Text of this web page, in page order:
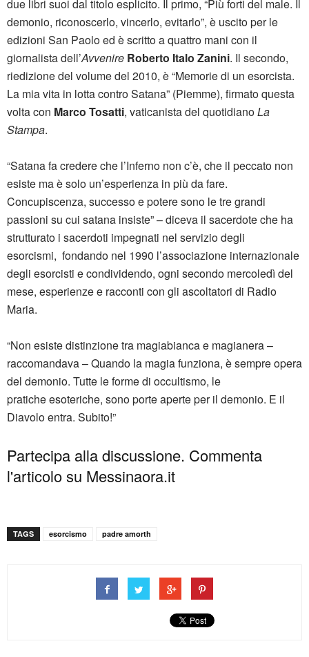
due libri suoi dal titolo esplicito. Il primo, “Più forti del male. Il
demonio, riconoscerlo, vincerlo, evitarlo”, è uscito per le
edizioni San Paolo ed è scritto a quattro mani con il
giornalista dell’Avvenire Roberto Italo Zanini. Il secondo,
riedizione del volume del 2010, è “Memorie di un esorcista.
La mia vita in lotta contro Satana” (Piemme), firmato questa
volta con Marco Tosatti, vaticanista del quotidianoLa
Stampa.
“Satanafa credere che l’Inferno non c’è, che il peccato non
esiste ma è solo un’esperienza in più da fare.
Concupiscenza, successo e poteresono le tre grandi
passioni su cui satana insiste” – diceva il sacerdote che ha
strutturato i sacerdoti impegnati nel servizio degli
esorcismi, fondando nel 1990 l’associazione internazionale
degli esorcisti e condividendo, ogni secondo mercoledì del
mese, esperienze e racconti con gli ascoltatori di Radio
Maria.
“Non esiste distinzione tra magiabianca e magianera –
raccomandava – Quando la magia funziona, è sempre opera
del demonio. Tutte le forme di occultismo, le
pratiche esoteriche, sono porte aperte per il demonio. E il
Diavolo entra. Subito!”
Partecipa alla discussione. Commenta
l'articolo su Messinaora.it
TAGS esorcismo padre amorth